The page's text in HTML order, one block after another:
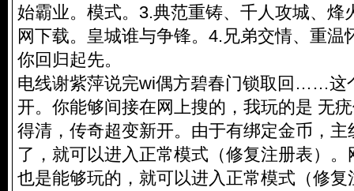
始霸业。模式。3.典范重铸、千人攻城、烽
网下载。皇城谁与争锋。4.兄弟交情、重温
你回归起先。
电线谢紫萍说完wi偶方碧春门锁取回……这
开。你能够间接在网上搜的，我玩的是 无
得清，传奇超变新开。由于有绑定金币，
了，就可以进入正常模式（修复注册表）
也是能够玩的，就可以进入正常模式（修